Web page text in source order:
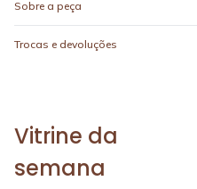
Sobre a peça
Trocas e devoluções
Vitrine da
semana